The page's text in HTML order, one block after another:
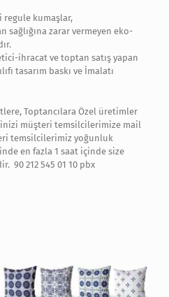
regule kumaşlar,
sağlığına zarar vermeyen eko-
ihracat ve toptan satış yapan
tasarım baskı ve İmalatı
Toptancılara Özel üretimler
müşteri temsilcilerimize mail
temsilcilerimiz yoğunluk
en fazla 1 saat içinde size
90 212 545 01 10 pbx